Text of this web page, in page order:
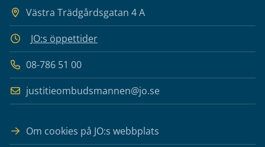
Västra Trädgårdsgatan 4 A
JO:s öppettider
08-786 51 00
justitieombudsmannen@jo.se
Om cookies på JO:s webbplats